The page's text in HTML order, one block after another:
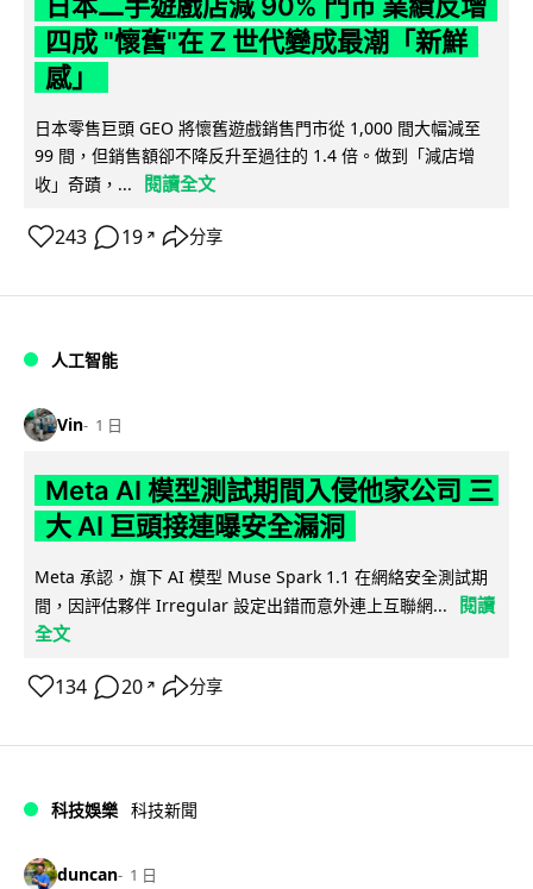
四成 "懷舊"在 Z 世代變成最潮「新鮮
感」
日本零售巨頭 GEO 將懷舊遊戲銷售門市從 1,000 間大幅減至
99 間，但銷售額卻不降反升至過往的 1.4 倍。做到「減店增
收」奇蹟，...
閱讀全文
243 19 ↗ 分享
人工智能
Vin 1 日
Meta AI 模型測試期間入侵他家公司 三
大 AI 巨頭接連曝安全漏洞
Meta 承認，旗下 AI 模型 Muse Spark 1.1 在網絡安全測試期
間，因評估夥伴 Irregular 設定出錯而意外連上互聯網...
閱讀
全文
134 20 ↗ 分享
科技娛樂 科技新聞
duncan 1 日